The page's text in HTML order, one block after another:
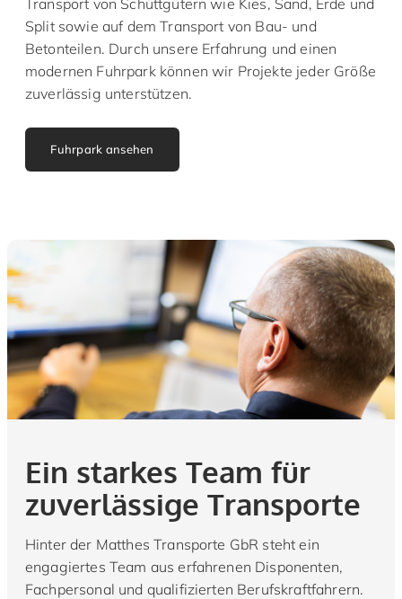
Transport von Schüttgütern wie Kies, Sand, Erde und
Split sowie auf dem Transport von Bau- und
Betonteilen. Durch unsere Erfahrung und einen
modernen Fuhrpark können wir Projekte jeder Größe
zuverlässig unterstützen.
Fuhrpark ansehen
Ein starkes Team für
zuverlässige Transporte
Hinter der Matthes Transporte GbR steht ein
engagiertes Team aus erfahrenen Disponenten,
Fachpersonal und qualifizierten Berufskraftfahrern.